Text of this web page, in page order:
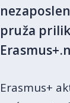
pruža
Erasmus+